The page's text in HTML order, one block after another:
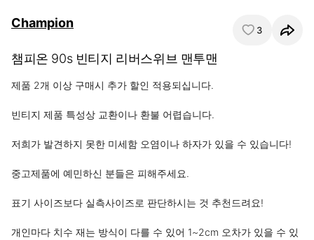
Champion 3
챔피온 90s 빈티지 리버스위브 맨투맨
제품 2개 이상 구매시 추가 할인 적용되십니다.
빈티지 제품 특성상 교환이나 환불 어렵습니다.
저희가 발견하지 못한 미세함 오염이나 하자가 있을 수 있습니다!
중고제품에 예민하신 분들은 피해주세요.
표기 사이즈보다 실측사이즈로 판단하시는 것 추천드려요!
개인마다 치수 재는 방식이 다를 수 있어 1~2cm 오차가 있을 수 있